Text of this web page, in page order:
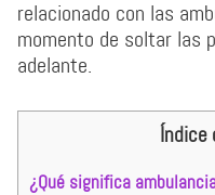
relacionado con las
momento de soltar las
adelante.
Índice
¿Qué significa